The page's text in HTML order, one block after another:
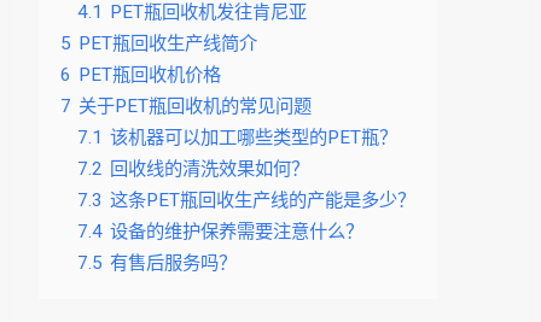
4.1 PET瓶回收机发往肯尼亚
5 PET瓶回收生产线简介
6 PET瓶回收机价格
7 关于PET瓶回收机的常见问题
7.1 该机器可以加工哪些类型的PET瓶？
7.2 回收线的清洗效果如何？
7.3 这条PET瓶回收生产线的产能是多少？
7.4 设备的维护保养需要注意什么？
7.5 有售后服务吗？